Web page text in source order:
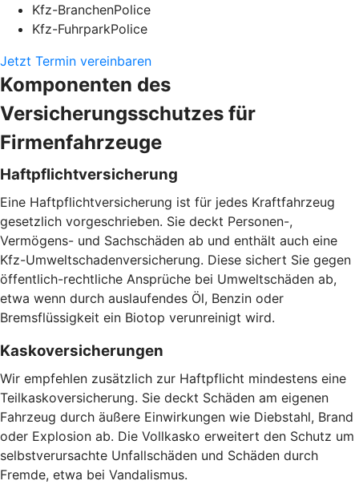
Kfz-BranchenPolice
Kfz-FuhrparkPolice
Jetzt Termin vereinbaren
Komponenten des
Versicherungsschutzes für
Firmenfahrzeuge
Haftpflichtversicherung
Eine Haftpflichtversicherung ist für jedes Kraftfahrzeug
gesetzlich vorgeschrieben. Sie deckt Personen-,
Vermögens- und Sachschäden ab und enthält auch eine
Kfz-Umweltschadenversicherung. Diese sichert Sie gegen
öffentlich-rechtliche Ansprüche bei Umweltschäden ab,
etwa wenn durch auslaufendes Öl, Benzin oder
Bremsflüssigkeit ein Biotop verunreinigt wird.
Kaskoversicherungen
Wir empfehlen zusätzlich zur Haftpflicht mindestens eine
Teilkaskoversicherung. Sie deckt Schäden am eigenen
Fahrzeug durch äußere Einwirkungen wie Diebstahl, Brand
oder Explosion ab. Die Vollkasko erweitert den Schutz um
selbstverursachte Unfallschäden und Schäden durch
Fremde, etwa bei Vandalismus.